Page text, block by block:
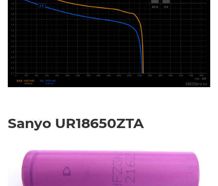
Sanyo UR18650ZTA